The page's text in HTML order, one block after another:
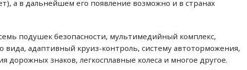
а в дальнейшем его появление возможно и в странах
подушек безопасности, мультимедийный комплекс,
вида, адаптивный круиз-контроль, систему автоторможения,
дорожных знаков, легкосплавные колеса и многое другое.